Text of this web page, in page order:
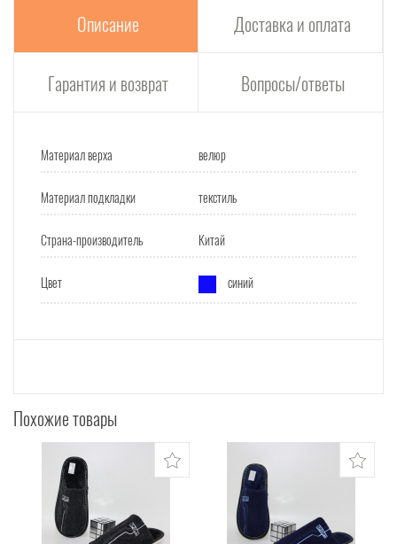
Описание Доставка и оплата
Гарантия и возврат Вопросы/ответы
Материал верха велюр
Материал подкладки текстиль
Страна-производитель Китай
Цвет синий
Похожие товары